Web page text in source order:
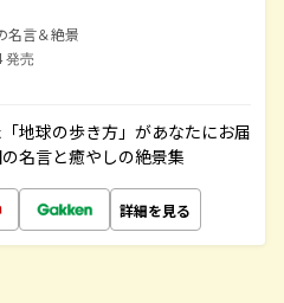
名言＆絶景
発売
地球の歩き方」があなたにお届
名言と癒やしの絶景集
詳細を見る